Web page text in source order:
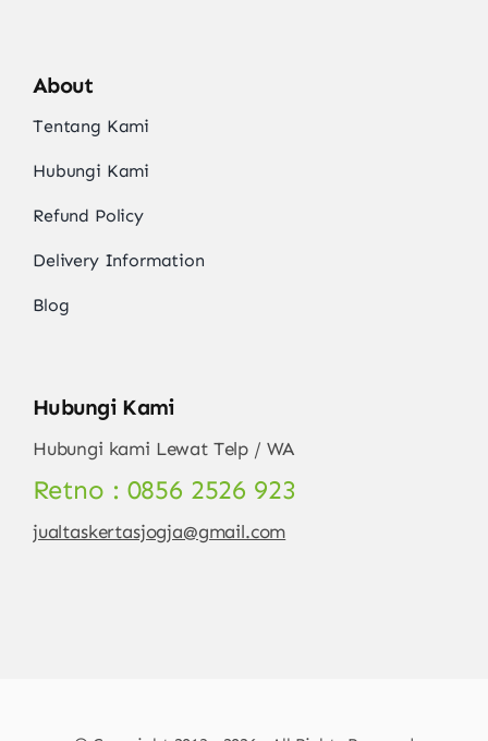
About
Tentang Kami
Hubungi Kami
Refund Policy
Delivery Information
Blog
Hubungi Kami
Hubungi kami Lewat Telp / WA
Retno : 0856 2526 923
jualtaskertasjogja@gmail.com